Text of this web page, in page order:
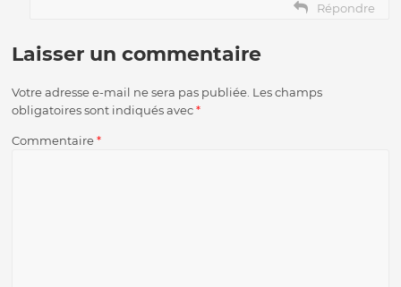
Répondre
Laisser un commentaire
Votre adresse e-mail ne sera pas publiée. Les champs
obligatoires sont indiqués avec*
Commentaire*